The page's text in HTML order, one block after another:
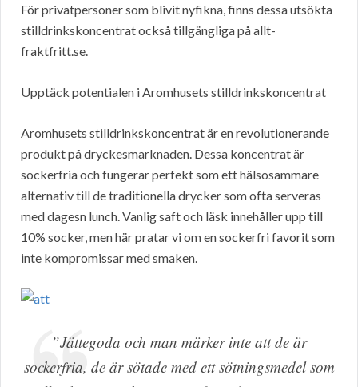
För privatpersoner som blivit nyfikna, finns dessa utsökta
stilldrinkskoncentrat också tillgängliga på allt-
fraktfritt.se.
Upptäck potentialen i Aromhusets stilldrinkskoncentrat
Aromhusets stilldrinkskoncentrat är en revolutionerande
produkt på dryckesmarknaden. Dessa koncentrat är
sockerfria och fungerar perfekt som ett hälsosammare
alternativ till de traditionella drycker som ofta serveras
med dagesn lunch. Vanlig saft och läsk innehåller upp till
10% socker, men här pratar vi om en sockerfri favorit som
inte kompromissar med smaken.
”Jättegoda och man märker inte att de är
sockerfria, de är sötade med ett sötningsmedel som